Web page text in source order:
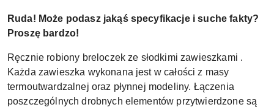
Ruda! Może podasz jakąś specyfikacje i suche fakty?
Proszę bardzo!
Ręcznie robiony breloczek ze słodkimi zawieszkami .
Każda zawieszka wykonana jest w całości z masy
termoutwardzalnej oraz płynnej modeliny. Łączenia
poszczególnych drobnych elementów przytwierdzone są